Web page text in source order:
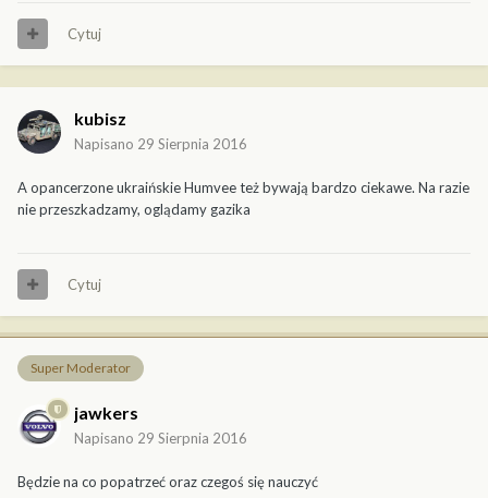
Cytuj
kubisz
Napisano 29 Sierpnia 2016
A opancerzone ukraińskie Humvee też bywają bardzo ciekawe. Na razie
nie przeszkadzamy, oglądamy gazika
Cytuj
Super Moderator
jawkers
Napisano 29 Sierpnia 2016
Będzie na co popatrzeć oraz czegoś się nauczyć